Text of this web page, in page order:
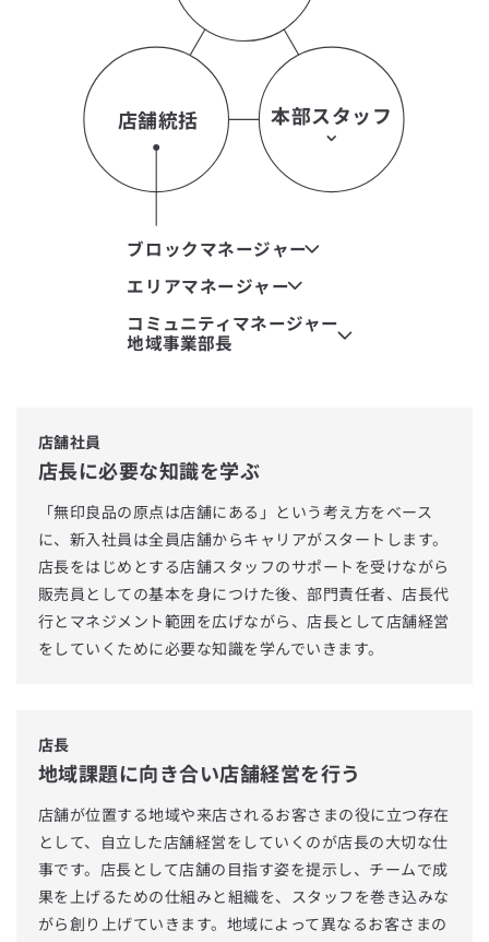
店舗統括 本部スタッフ
ブロックマネージャー
エリアマネージャー
コミュニティマネージャー
地域事業部長
店舗社員
店長に必要な知識を学ぶ
「無印良品の原点は店舗にある」という考え方をベース
に、新入社員は全員店舗からキャリアがスタートします。
店長をはじめとする店舗スタッフのサポートを受けながら
販売員としての基本を身につけた後、部門責任者、店長代
行とマネジメント範囲を広げながら、店長として店舗経営
をしていくために必要な知識を学んでいきます。
店長
地域課題に向き合い店舗経営を行う
店舗が位置する地域や来店されるお客さまの役に立つ存在
として、自立した店舗経営をしていくのが店長の大切な仕
事です。店長として店舗の目指す姿を提示し、チームで成
果を上げるための仕組みと組織を、スタッフを巻き込みな
がら創り上げていきます。地域によって異なるお客さまの